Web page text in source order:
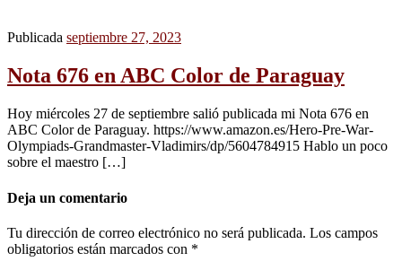
Publicada septiembre 27, 2023
Nota 676 en ABC Color de Paraguay
Hoy miércoles 27 de septiembre salió publicada mi Nota 676 en
ABC Color de Paraguay. https://www.amazon.es/Hero-Pre-War-
Olympiads-Grandmaster-Vladimirs/dp/5604784915 Hablo un poco
sobre el maestro […]
Deja un comentario
Tu dirección de correo electrónico no será publicada. Los campos
obligatorios están marcados con *